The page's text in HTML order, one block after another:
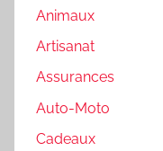
Animaux
Artisanat
Assurances
Auto-Moto
Cadeaux